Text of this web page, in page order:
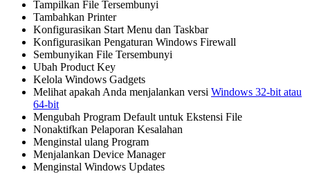
Tampilkan File Tersembunyi
Tambahkan Printer
Konfigurasikan Start Menu dan Taskbar
Konfigurasikan Pengaturan Windows Firewall
Sembunyikan File Tersembunyi
Ubah Product Key
Kelola Windows Gadgets
Melihat apakah Anda menjalankan versi Windows 32-bit atau
64-bit
Mengubah Program Default untuk Ekstensi File
Nonaktifkan Pelaporan Kesalahan
Menginstal ulang Program
Menjalankan Device Manager
Menginstal Windows Updates